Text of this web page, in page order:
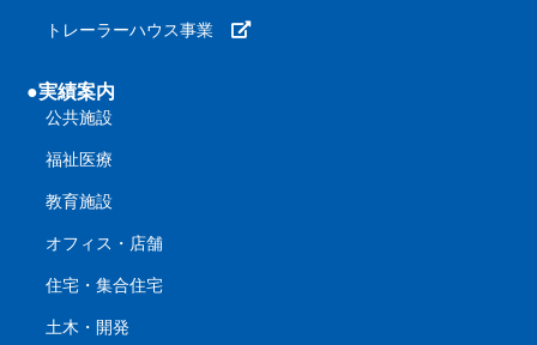
トレーラーハウス事業
●実績案内
公共施設
福祉医療
教育施設
オフィス・店舗
住宅・集合住宅
土木・開発